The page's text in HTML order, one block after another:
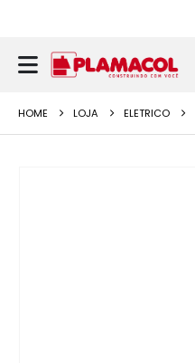
HOME LOJA ELETRICO